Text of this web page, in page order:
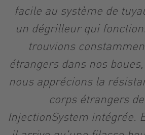
facile au système de
un dégrilleur qui
trouvions
étrangers dans nos
nous apprécions la
corps étrangers
InjectionSystem intégrée.